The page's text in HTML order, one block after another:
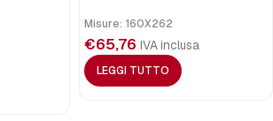
Misure: 160X262
€65,76 IVA inclusa
LEGGI TUTTO